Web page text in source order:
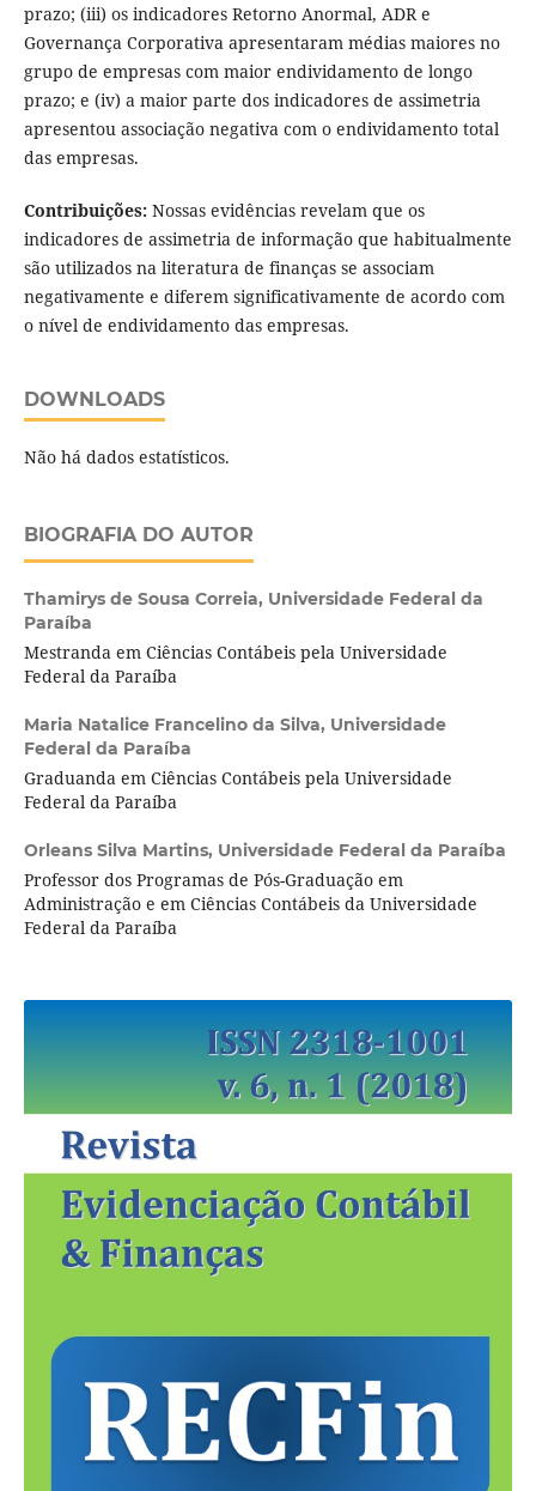
prazo; (iii) os indicadores Retorno Anormal, ADR e
Governança Corporativa apresentaram médias maiores no
grupo de empresas com maior endividamento de longo
prazo; e (iv) a maior parte dos indicadores de assimetria
apresentou associação negativa com o endividamento total
das empresas.
Contribuições: Nossas evidências revelam que os
indicadores de assimetria de informação que habitualmente
são utilizados na literatura de finanças se associam
negativamente e diferem significativamente de acordo com
o nível de endividamento das empresas.
DOWNLOADS
Não há dados estatísticos.
BIOGRAFIA DO AUTOR
Thamirys de Sousa Correia, Universidade Federal da
Paraíba
Mestranda em Ciências Contábeis pela Universidade
Federal da Paraíba
Maria Natalice Francelino da Silva, Universidade
Federal da Paraíba
Graduanda em Ciências Contábeis pela Universidade
Federal da Paraíba
Orleans Silva Martins, Universidade Federal da Paraíba
Professor dos Programas de Pós-Graduação em
Administração e em Ciências Contábeis da Universidade
Federal da Paraíba